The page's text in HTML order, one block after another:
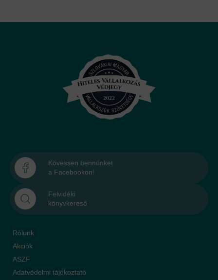
Kövessen bennünket
a Facebookon!
Felvidéki
könyvkereső
Rólunk
Akciók
ASZF
Adatvédelmi tájékoztató